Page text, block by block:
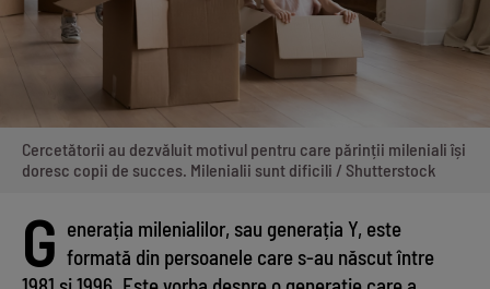
Cercetătorii au dezvăluit motivul pentru care părinții mileniali își
doresc copii de succes. Milenialii sunt dificili / Shutterstock
G enerația milenialilor, sau generația Y, este
formată din persoanele care s-au născut între